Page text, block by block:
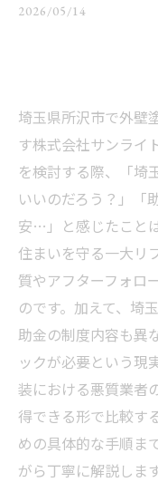
2026/05/14
埼玉県所沢市で外壁
す株式会社サンライ
を検討する際、「埼
いいのだろう？」「
安…」と感じたこと
住まいを守る一大リ
質やアフターフォロ
のです。加えて、埼
助金の制度内容も異
ックが必要という現
装における悪質業者
得できる形で比較す
めの具体的な手順ま
がら丁寧に解説しま